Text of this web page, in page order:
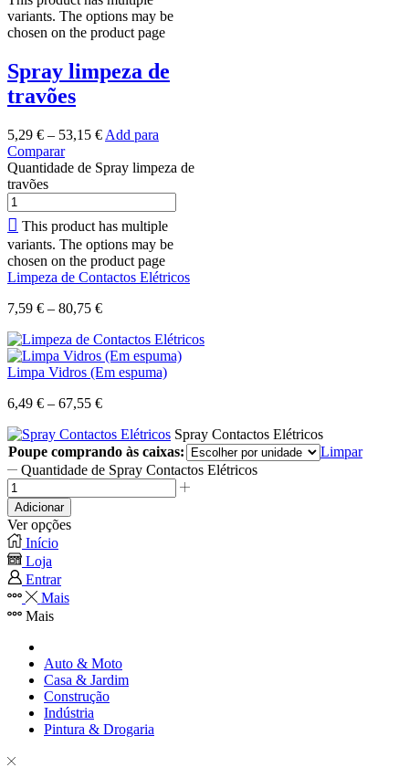
variants. The options may be
chosen on the product page
Spray limpeza de
travões
5,29 € – 53,15 € Add para
Comparar
Quantidade de Spray limpeza de
travões
This product has multiple
variants. The options may be
chosen on the product page
Limpeza de Contactos Elétricos
7,59 € – 80,75 €
Limpa Vidros (Em espuma)
6,49 € – 67,55 €
Spray Contactos Elétricos
Poupe comprando às caixas:
Limpar
Quantidade de Spray Contactos Elétricos
Adicionar
Ver opções
Início
Loja
Entrar
Mais
Mais
Auto & Moto
Casa & Jardim
Construção
Indústria
Pintura & Drogaria